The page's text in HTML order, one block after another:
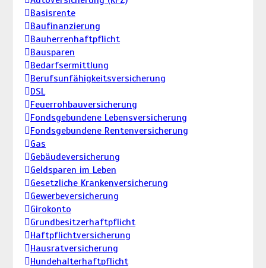
Basisrente
Baufinanzierung
Bauherrenhaftpflicht
Bausparen
Bedarfsermittlung
Berufs­unfähigkeitsversicherung
DSL
Feuerrohbauversicherung
Fondsgebundene Lebensversicherung
Fondsgebundene Rentenversicherung
Gas
Gebäudeversicherung
Geldsparen im Leben
Gesetzliche Krankenversicherung
Gewerbeversicherung
Girokonto
Grundbesitzerhaftpflicht
Haftpflichtversicherung
Hausratversicherung
Hundehalterhaftpflicht